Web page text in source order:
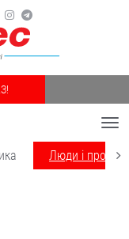
Люди і